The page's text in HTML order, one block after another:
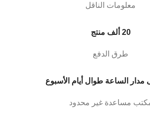
معلومات الناقل
20 ألف منتج
طرق الدفع
الساعة طوال أيام الأسبوع
مساعدة غير محدود